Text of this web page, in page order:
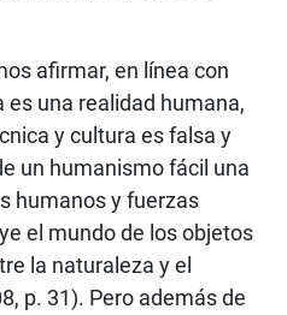
afirmar, en línea con
una realidad humana,
y cultura es falsa y
un humanismo fácil una
humanos y fuerzas
el mundo de los objetos
la naturaleza y el
p. 31). Pero además de